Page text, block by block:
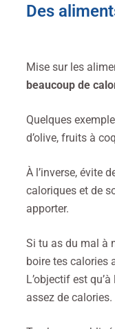
Des
Mise sur les
beaucoup de
Quelques
d’olive, fruits à
À l’inverse, évite
caloriques et de
apporter.
Si tu as du mal à
boire tes calories
L’objectif est
assez de calories.